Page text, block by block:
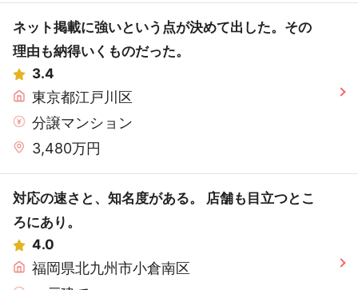
ネット掲載に強いという点が決めて出した。その
理由も納得いくものだった。
3.4
東京都江戸川区
分譲マンション
3,480万円
対応の速さと、知名度がある。 店舗も目立つとこ
ろにあり。
4.0
福岡県北九州市小倉南区